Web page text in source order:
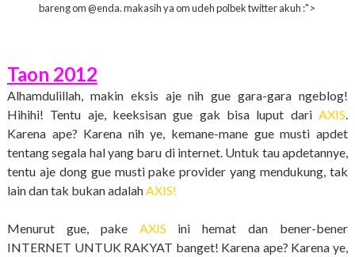
bareng om @enda. makasih ya om udeh polbek twitter akuh :">
Taon 2012
Alhamdulillah, makin eksis aje nih gue gara-gara ngeblog!
Hihihi! Tentu aje, keeksisan gue gak bisa luput dari AXIS
Karena ape? Karena nih ye, kemane-mane gue musti apdet
tentang segala hal yang baru di internet. Untuk tau apdetannye,
tentu aje dong gue musti pake provider yang mendukung, tak
lain dan tak bukan adalah AXIS!
Menurut gue, pake AXIS ini hemat dan bener-bener
INTERNET UNTUK RAKYAT banget! Karena ape? Karena ye,